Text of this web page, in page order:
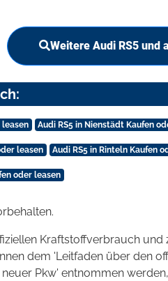
Weitere Audi RS5 und
leasen Audi RS5 in Nienstädt Kaufen
leasen Audi RS5 in Rinteln Kaufen
oder leasen
Kraftstoffverbrauch und
dem 'Leitfaden über den
Pkw' entnommen